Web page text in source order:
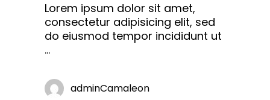
Lorem ipsum dolor sit amet,
consectetur adipisicing elit, sed
do eiusmod tempor incididunt ut
adminCamaleon